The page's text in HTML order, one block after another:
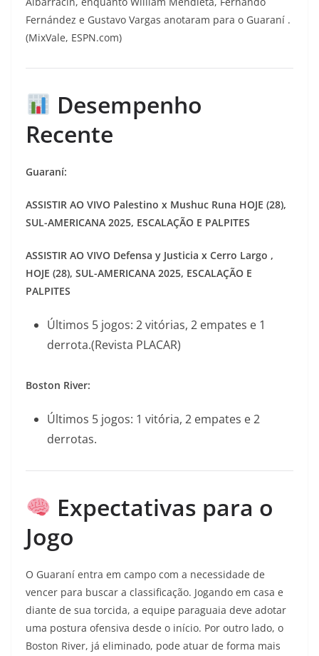
Fernández e Gustavo Vargas anotaram para o Guaraní .
(MixVale, ESPN.com)
Desempenho
Recente
Guaraní:
ASSISTIR AO VIVO Palestino x Mushuc Runa HOJE (28),
SUL-AMERICANA 2025, ESCALAÇÃO E PALPITES
ASSISTIR AO VIVO Defensa y Justicia x Cerro Largo ,
HOJE (28), SUL-AMERICANA 2025, ESCALAÇÃO E
PALPITES
Últimos 5 jogos: 2 vitórias, 2 empates e 1
derrota.(Revista PLACAR)
Boston River:
Últimos 5 jogos: 1 vitória, 2 empates e 2
derrotas.
Expectativas para o
Jogo
O Guaraní entra em campo com a necessidade de
vencer para buscar a classificação. Jogando em casa e
diante de sua torcida, a equipe paraguaia deve adotar
uma postura ofensiva desde o início. Por outro lado, o
Boston River, já eliminado, pode atuar de forma mais